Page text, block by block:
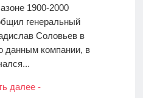
1900-2000
генеральный
Соловьев в
компании, в
далее -